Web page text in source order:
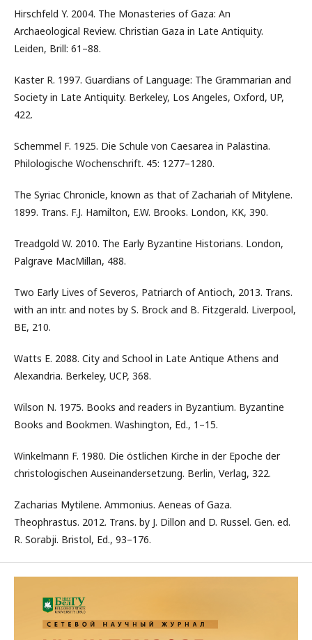
Hirschfeld Y. 2004. The Monasteries of Gaza: An
Archaeological Review. Christian Gaza in Late Antiquity.
Leiden, Brill: 61–88.
Kaster R. 1997. Guardians of Language: The Grammarian and
Society in Late Antiquity. Berkeley, Los Angeles, Oxford, UP,
422.
Schemmel F. 1925. Die Schule von Caesarea in Palästina.
Philologische Wochenschrift. 45: 1277–1280.
The Syriac Chronicle, known as that of Zachariah of Mitylene.
1899. Trans. F.J. Hamilton, E.W. Brooks. London, KK, 390.
Treadgold W. 2010. The Early Byzantine Historians. London,
Palgrave MacMillan, 488.
Two Early Lives of Severos, Patriarch of Antioch, 2013. Trans.
with an intr. and notes by S. Brock and B. Fitzgerald. Liverpool,
BE, 210.
Watts E. 2088. City and School in Late Antique Athens and
Alexandria. Berkeley, UCP, 368.
Wilson N. 1975. Books and readers in Byzantium. Byzantine
Books and Bookmen. Washington, Ed., 1–15.
Winkelmann F. 1980. Die östlichen Kirche in der Epoche der
christologischen Auseinandersetzung. Вerlin, Verlag, 322.
Zacharias Mytilene. Ammonius. Aeneas of Gaza.
Theophrastus. 2012. Trans. by J. Dillon and D. Russel. Gen. ed.
R. Sorabji. Bristol, Ed., 93–176.